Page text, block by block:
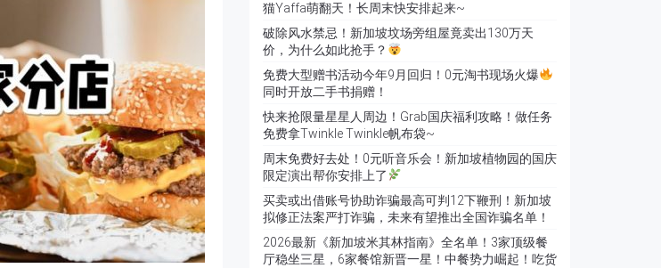
猫Yaffa萌翻天！长周末快安排起来~
破除风水禁忌！新加坡坟场旁组屋竟卖出130万天
价，为什么如此抢手？
免费大型赠书活动今年9月回归！0元淘书现场火爆
同时开放二手书捐赠！
快来抢限量星星人周边！Grab国庆福利攻略！做任务
免费拿Twinkle Twinkle帆布袋~
周末免费好去处！0元听音乐会！新加坡植物园的国庆
限定演出帮你安排上了
买卖或出借账号协助诈骗最高可判12下鞭刑！新加坡
拟修正法案严打诈骗，未来有望推出全国诈骗名单！
2026最新《新加坡米其林指南》全名单！3家顶级餐
厅稳坐三星，6家餐馆新晋一星！中餐势力崛起！吃货